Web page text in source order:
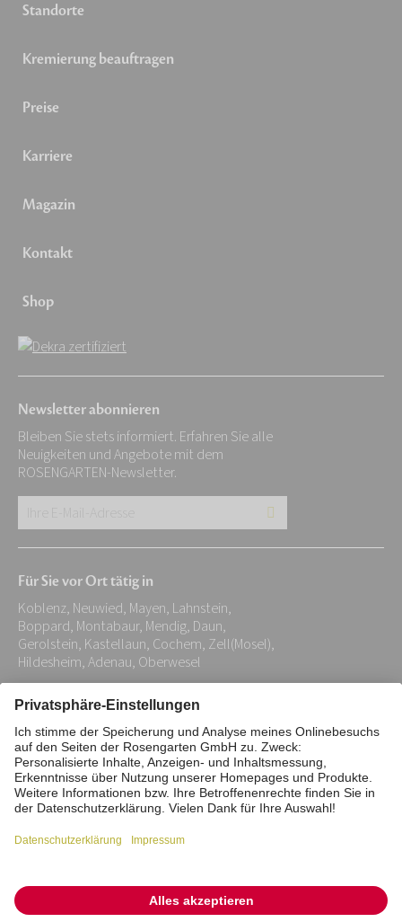
Standorte
Kremierung beauftragen
Preise
Karriere
Magazin
Kontakt
Shop
Newsletter abonnieren
Bleiben Sie stets informiert. Erfahren Sie alle
Neuigkeiten und Angebote mit dem
ROSENGARTEN-Newsletter.
Adresse:
*
Für Sie vor Ort tätig in
Koblenz, Neuwied, Mayen, Lahnstein,
Boppard, Montabaur, Mendig, Daun,
Gerolstein, Kastellaun, Cochem, Zell(Mosel),
Hildesheim, Adenau, Oberwesel
Impressum Datenschutz
Stiftung
Interne Meldestelle
Zahlungsmittel
Barrierefreiheitserklärung
Vertrag widerrufen